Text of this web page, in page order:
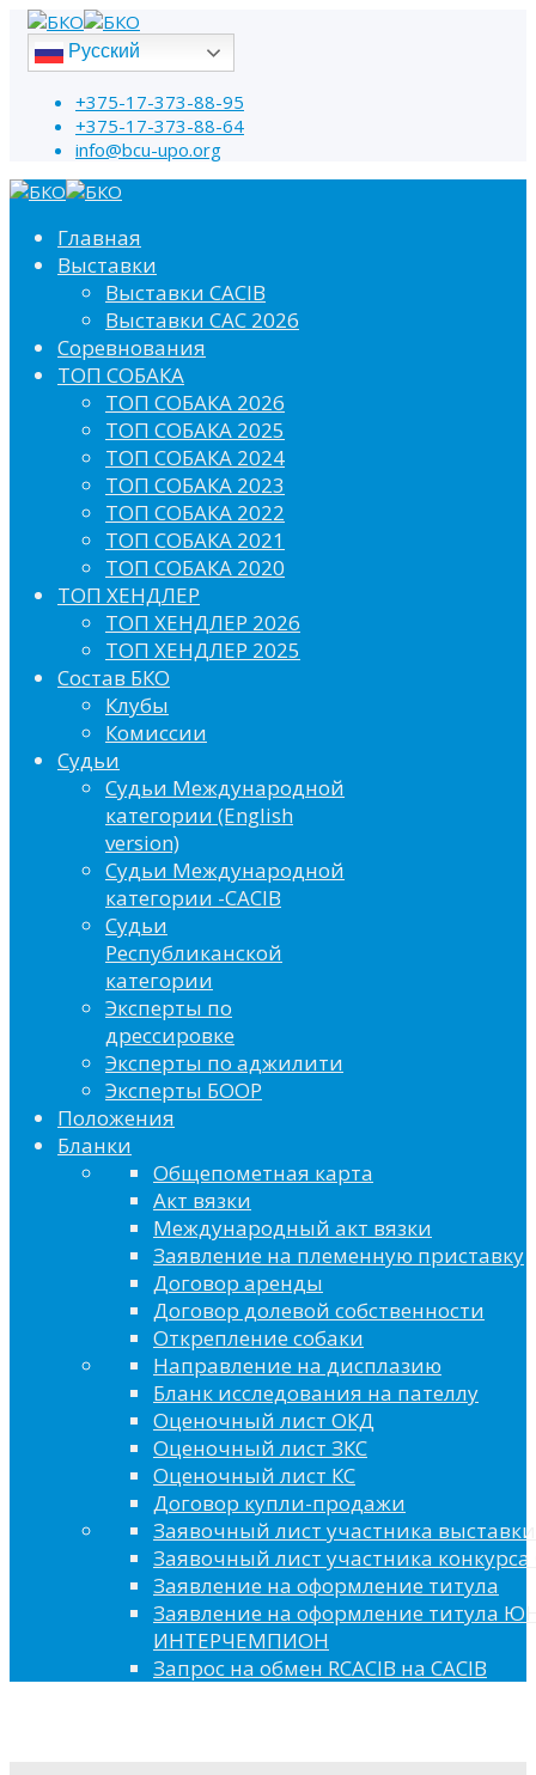
Русский
+375-17-373-88-95
+375-17-373-88-64
info@bcu-upo.org
Главная
Выставки
Выставки CACIB
Выставки САС 2026
Соревнования
ТОП СОБАКА
ТОП СОБАКА 2026
ТОП СОБАКА 2025
ТОП СОБАКА 2024
ТОП СОБАКА 2023
ТОП СОБАКА 2022
ТОП СОБАКА 2021
ТОП СОБАКА 2020
ТОП ХЕНДЛЕР
ТОП ХЕНДЛЕР 2026
ТОП ХЕНДЛЕР 2025
Состав БКО
Клубы
Комиссии
Судьи
Судьи Международной
категории (English
version)
Судьи Международной
категории -CACIB
Судьи
Республиканской
категории
Эксперты по
дрессировке
Эксперты по аджилити
Эксперты БООР
Положения
Бланки
Общепометная карта
Акт вязки
Международный акт вязки
Заявление на племенную приставку
Договор аренды
Договор долевой собственности
Открепление собаки
Направление на дисплазию
Бланк исследования на пателлу
Оценочный лист ОКД
Оценочный лист ЗКС
Оценочный лист КС
Договор купли-продажи
Заявочный лист участника выставки
Заявочный лист участника конкурса
Заявление на оформление титула
Заявление на оформление титула
ИНТЕРЧЕМПИОН
Запрос на обмен RCACIB на CACIB